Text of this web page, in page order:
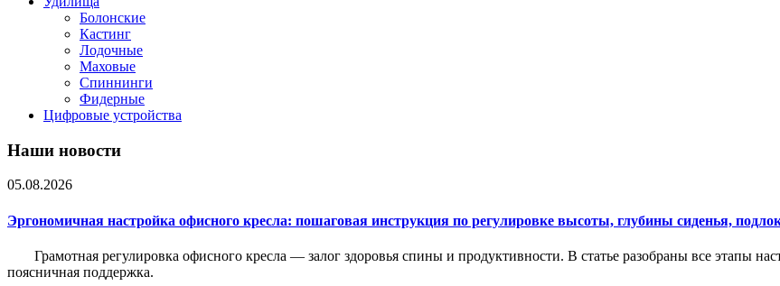
Болонские
Кастинг
Лодочные
Маховые
Спиннинги
Фидерные
Цифровые устройства
Наши новости
05.08.2026
Эргономичная настройка офисного кресла: пошаговая инструкция по регулировке высоты, глубины сиденья,
Грамотная регулировка офисного кресла — залог здоровья спины и продуктивности. В статье разобраны все этапы
поясничная поддержка.